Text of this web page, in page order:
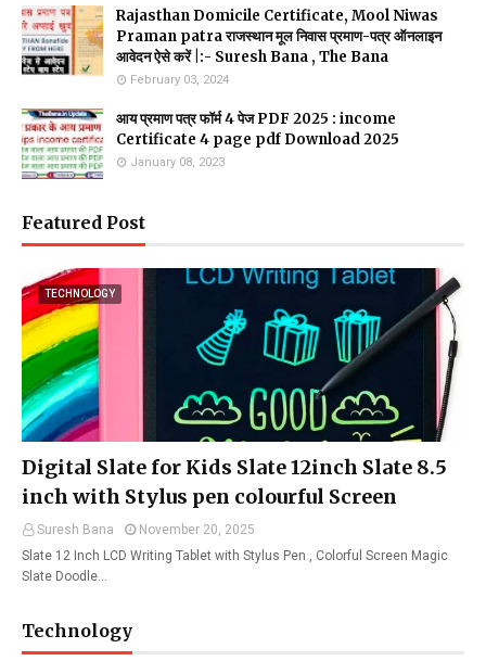
Rajasthan Domicile Certificate, Mool Niwas
Praman patra राजस्थान मूल निवास प्रमाण-पत्र ऑनलाइन
आवेदन ऐसे करें |:- Suresh Bana , The Bana
February 03, 2024
आय प्रमाण पत्र फॉर्म 4 पेज PDF 2025 : income
Certificate 4 page pdf Download 2025
January 08, 2023
Featured Post
TECHNOLOGY
Digital Slate for Kids Slate 12inch Slate 8.5
inch with Stylus pen colourful Screen
Suresh Bana
November 20, 2025
Slate 12 Inch LCD Writing Tablet with Stylus Pen , Colorful Screen Magic
Slate Doodle…
Technology